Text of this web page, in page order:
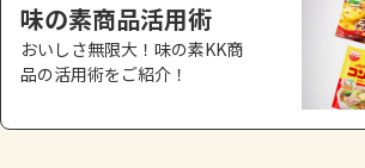
味の素商品活用術
おいしさ無限大！味の素KK商
品の活用術をご紹介！